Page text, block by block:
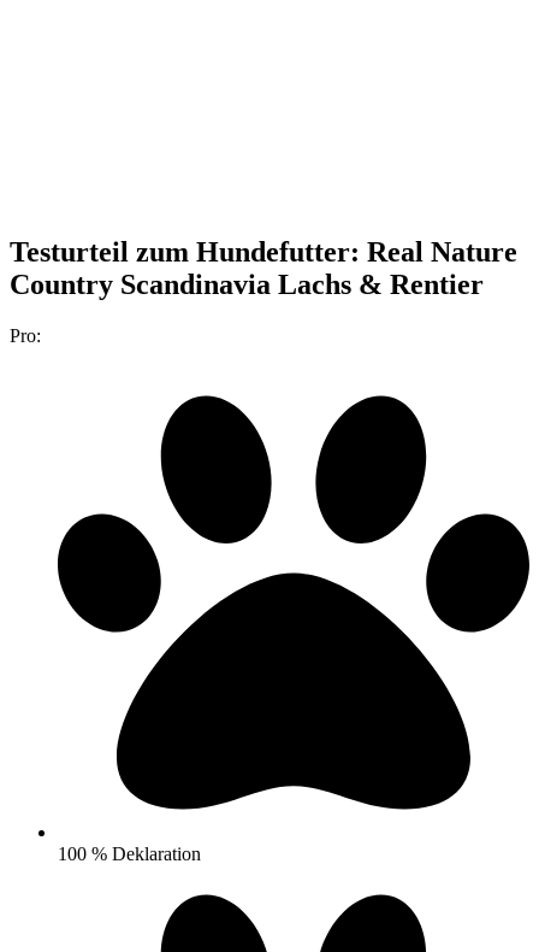
Testurteil zum Hundefutter: Real Nature
Country Scandinavia Lachs & Rentier
Pro:
100 % Deklaration